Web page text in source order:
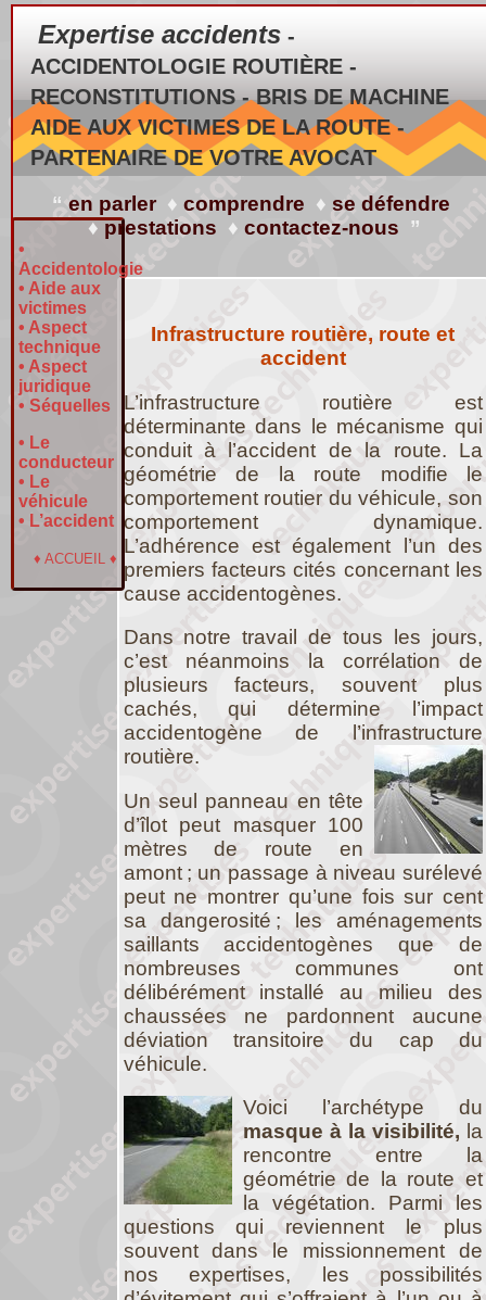
Expertise accidents -
ACCIDENTOLOGIE ROUTIÈRE -
RECONSTITUTIONS - BRIS DE MACHINE
AIDE AUX VICTIMES DE LA ROUTE -
PARTENAIRE DE VOTRE AVOCAT
“en parler ♦comprendre ♦se défendre
♦prestations ♦ contactez-nous ”
•
Accidentologie
• Aide aux
victimes
• Aspect
technique
• Aspect
juridique
• Séquelles
• Le
conducteur
• Le
véhicule
• L’accident
♦ ACCUEIL♦
Infrastructure routière, route et
accident
L’infrastructure routière est
déterminante dans le mécanisme qui
conduit à l’accident de la route. La
géométrie de la route modifie le
comportement routier du véhicule, son
comportement dynamique.
L’adhérence est également l’un des
premiers facteurs cités concernant les
cause accidentogènes.
Dans notre travail de tous les jours,
c’est néanmoins la corrélation de
plusieurs facteurs, souvent plus
cachés, qui détermine l’impact
accidentogène de l’infrastructure
routière.
Un seul panneau en tête
d’îlot peut masquer 100
mètres de route en
amont ; un passage à niveau surélevé
peut ne montrer qu’une fois sur cent
sa dangerosité ; les aménagements
saillants accidentogènes que de
nombreuses communes ont
délibérément installé au milieu des
chaussées ne pardonnent aucune
déviation transitoire du cap du
véhicule.
Voici l’archétype du
masque à la visibilité, la
rencontre entre la
géométrie de la route et
la végétation. Parmi les
questions qui reviennent le plus
souvent dans le missionnement de
nos expertises, les possibilités